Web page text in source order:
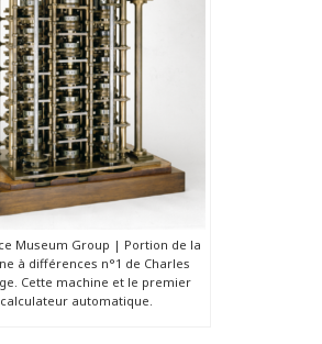
Museum Group | Portion de la
à différences n°1 de Charles
Cette machine et le premier
calculateur automatique.